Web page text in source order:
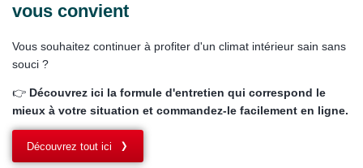
vous convient
Vous souhaitez continuer à profiter d'un climat intérieur sain sans
souci ?
👉 Découvrez ici la formule d'entretien qui correspond le
mieux à votre situation et commandez-le facilement en ligne.
Découvrez tout ici